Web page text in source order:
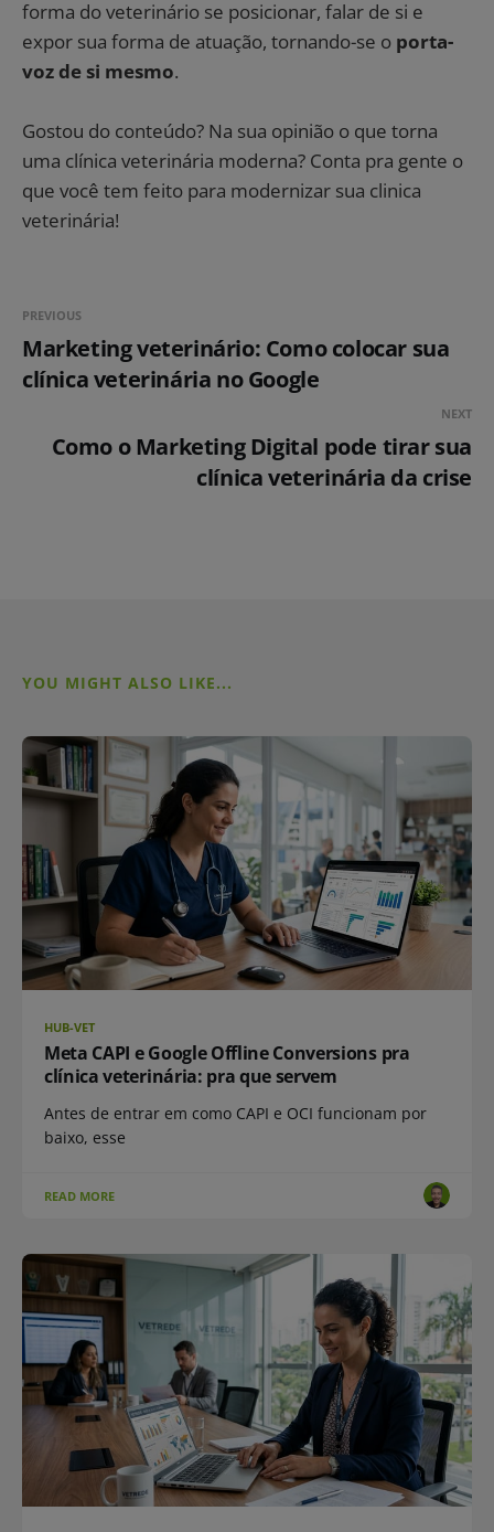
forma do veterinário se posicionar, falar de si e
expor sua forma de atuação, tornando-se o porta-
voz de si mesmo.
Gostou do conteúdo? Na sua opinião o que torna
uma clínica veterinária moderna? Conta pra gente o
que você tem feito para modernizar sua clinica
veterinária!
PREVIOUS
Marketing veterinário: Como colocar sua
clínica veterinária no Google
NEXT
Como o Marketing Digital pode tirar sua
clínica veterinária da crise
YOU MIGHT ALSO LIKE...
HUB-VET
Meta CAPI e Google Offline Conversions pra
clínica veterinária: pra que servem
Antes de entrar em como CAPI e OCI funcionam por
baixo, esse
READ MORE